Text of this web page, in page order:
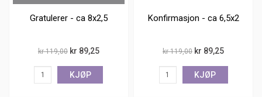
Gratulerer - ca 8x2,5
kr 119,00 kr 89,25
KJØP
Konfirmasjon - ca 6,5x2
kr 119,00 kr 89,25
KJØP